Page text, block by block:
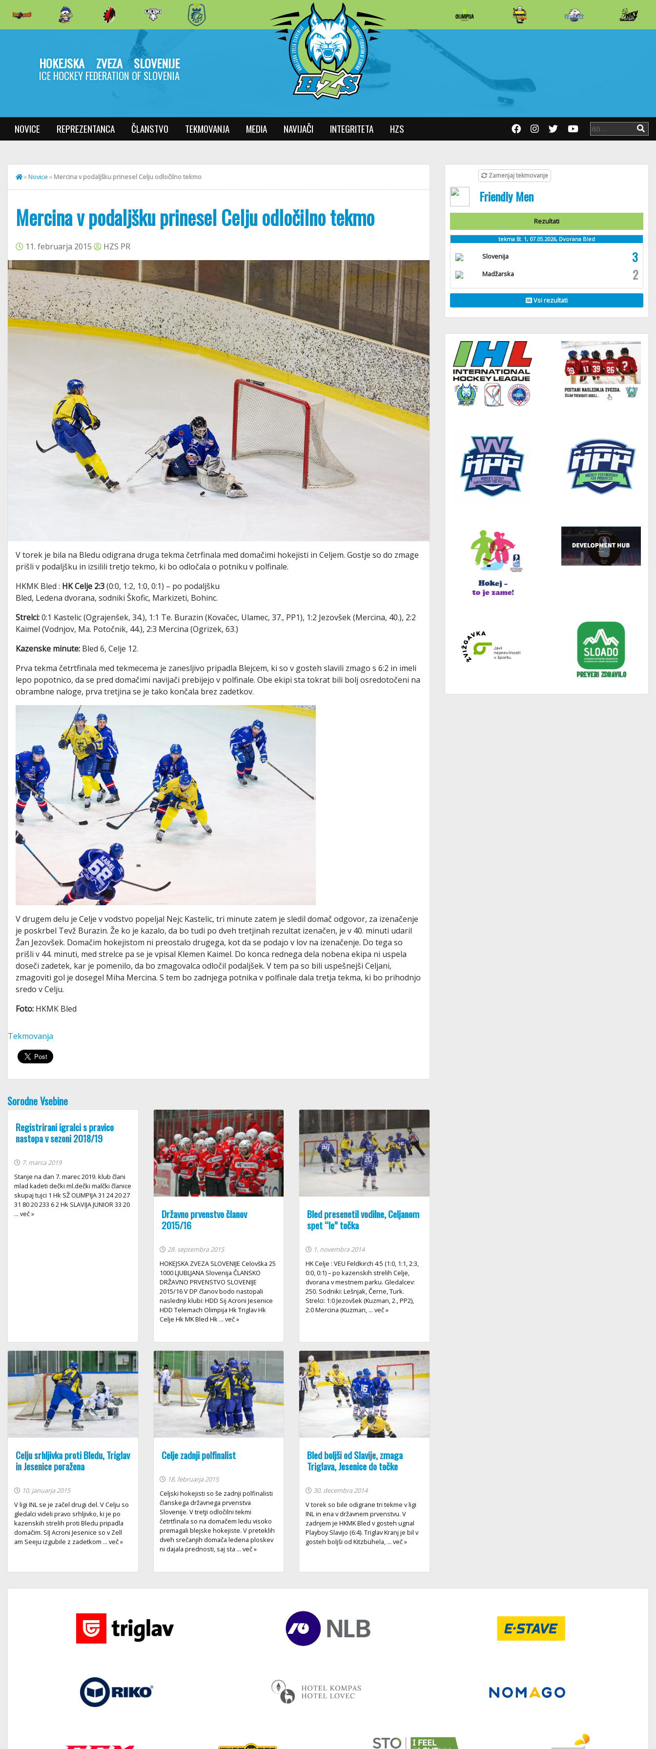
HOKEJSKA ZVEZA SLOVENIJE
ICE HOCKEY FEDERATION OF SLOVENIA
NOVICE REPREZENTANCA ČLANSTVO TEKMOVANJA MEDIA NAVIJAČI INTEGRITETA HZS
»Novice » Mercina v podaljšku prinesel Celju odločilno tekmo
Mercina v podaljšku prinesel Celju odločilno tekmo
11. februarja 2015 HZS PR
V torek je bila na Bledu odigrana druga tekma četrfinala med domačimi hokejisti in Celjem. Gostje so do zmage
prišli v podaljšku in izsilili tretjo tekmo, ki bo odločala o potniku v polfinale.
HKMK Bled : HK Celje 2:3(0:0, 1:2, 1:0, 0:1) – po podaljšku
Bled, Ledena dvorana, sodniki Škofic, Markizeti, Bohinc.
Strelci:0:1 Kastelic (Ograjenšek, 34.), 1:1 Te. Burazin (Kovačec, Ulamec, 37., PP1), 1:2 Jezovšek (Mercina, 40.), 2:2
Kaimel (Vodnjov, Ma. Potočnik, 44.), 2:3 Mercina (Ogrizek, 63.)
Kazenske minute: Bled 6, Celje 12.
Prva tekma četrtfinala med tekmecema je zanesljivo pripadla Blejcem, ki so v gosteh slavili zmago s 6:2 in imeli
lepo popotnico, da se pred domačimi navijači prebijejo v polfinale. Obe ekipi sta tokrat bili bolj osredotočeni na
obrambne naloge, prva tretjina se je tako končala brez zadetkov.
V drugem delu je Celje v vodstvo popeljal Nejc Kastelic, tri minute zatem je sledil domač odgovor, za izenačenje
je poskrbel Tevž Burazin. Že ko je kazalo, da bo tudi po dveh tretjinah rezultat izenačen, je v 40. minuti udaril
Žan Jezovšek. Domačim hokejistom ni preostalo drugega, kot da se podajo v lov na izenačenje. Do tega so
prišli v 44. minuti, med strelce pa se je vpisal Klemen Kaimel. Do konca rednega dela nobena ekipa ni uspela
doseči zadetek, kar je pomenilo, da bo zmagovalca odločil podaljšek. V tem pa so bili uspešnejši Celjani,
zmagoviti gol je dosegel Miha Mercina. S tem bo zadnjega potnika v polfinale dala tretja tekma, ki bo prihodnjo
sredo v Celju.
Foto: HKMK Bled
Tekmovanja
Sorodne Vsebine
Registrirani igralci s pravico
nastopa v sezoni 2018/19
7. marca 2019
Stanje na dan 7. marec 2019. klub člani
mlad kadeti dečki ml.dečki malčki članice
skupaj tujci 1 Hk SŽ OLIMPIJA 31 24 20 27
31 80 20 233 6 2 Hk SLAVIJA JUNIOR 33 20
... več »
Državno prvenstvo članov
2015/16
28. septembra 2015
HOKEJSKA ZVEZA SLOVENIJE Celovška 25
1000 LJUBLJANA Slovenija ČLANSKO
DRŽAVNO PRVENSTVO SLOVENIJE
2015/16 V DP članov bodo nastopali
naslednji klubi: HDD Sij Acroni Jesenice
HDD Telemach Olimpija Hk Triglav Hk
Celje Hk MK Bled Hk ... več »
Bled presenetil vodilne, Celjanom
spet “le” točka
1. novembra 2014
HK Celje : VEU Feldkirch 4:5 (1:0, 1:1, 2:3,
0:0, 0:1) – po kazenskih strelih Celje,
dvorana v mestnem parku. Gledalcev:
250. Sodniki: Lešnjak, Černe, Turk.
Strelci: 1:0 Jezovšek (Kuzman, 2., PP2),
2:0 Mercina (Kuzman, ... več »
Celju srhljivka proti Bledu, Triglav
in Jesenice poražena
10. januarja 2015
V ligi INL se je začel drugi del. V Celju so
gledalci videli pravo srhljivko, ki je po
kazenskih strelih proti Bledu pripadla
domačim. SIJ Acroni Jesenice so v Zell
am Seeju izgubile z zadetkom ... več »
Celje zadnji polfinalist
18. februarja 2015
Celjski hokejisti so še zadnji polfinalisti
članskega državnega prvenstva
Slovenije. V tretji odločilni tekmi
četrtfinala so na domačem ledu visoko
premagali blejske hokejiste. V preteklih
dveh srečanjih domača ledena ploskev
ni dajala prednosti, saj sta ... več »
Bled boljši od Slavije, zmaga
Triglava, Jesenice do točke
30. decembra 2014
V torek so bile odigrane tri tekme v ligi
INL in ena v državnem prvenstvu. V
zadnjem je HKMK Bled v gosteh ugnal
Playboy Slavijo (6:4). Triglav Kranj je bil v
gosteh boljši od Kitzbühela, ... več »
Zamenjaj tekmovanje
Friendly Men
Rezultati
tekma št. 1, 07.05.2026, Dvorana Bled
Slovenija 3
Madžarska 2
Vsi rezultati